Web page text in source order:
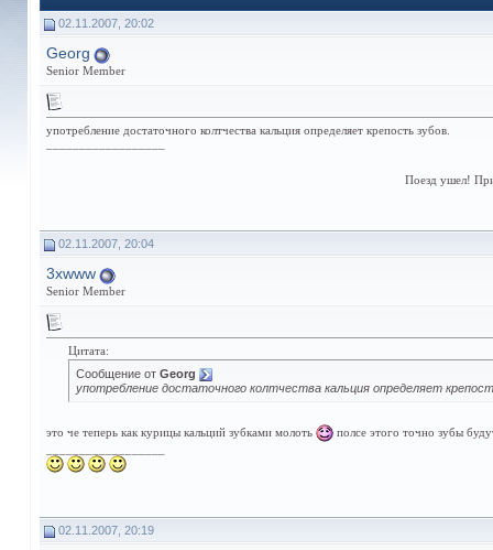
02.11.2007, 20:02
Georg
Senior Member
употребление достаточного колтчества кальция определяет крепость зубов.
Поезд ушел!
02.11.2007, 20:04
3xwww
Senior Member
Цитата:
Сообщение от Georg
употребление достаточного колтчества кальция определяет
это че теперь как курицы кальций зубками молоть
полсе этого точно зубы
02.11.2007, 20:19